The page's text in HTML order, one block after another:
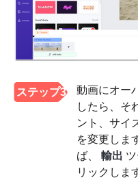
ステップ3
動画にオー
したら、そ
ント、サイ
を変更しま
ば、 輸出
リックしま